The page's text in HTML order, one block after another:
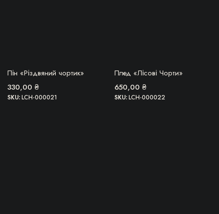
БЕРУ!
Пін «Різдвяний чортик»
330,00 ₴
SKU:LCH-000021
БЕРУ!
Плед «Лісові Чорти»
650,00 ₴
SKU:LCH-000022